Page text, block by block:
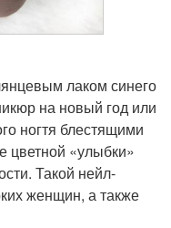
лаком синего
на новый год или
ногтя блестящими
цветной «улыбки»
Такой нейл-
женщин, а также